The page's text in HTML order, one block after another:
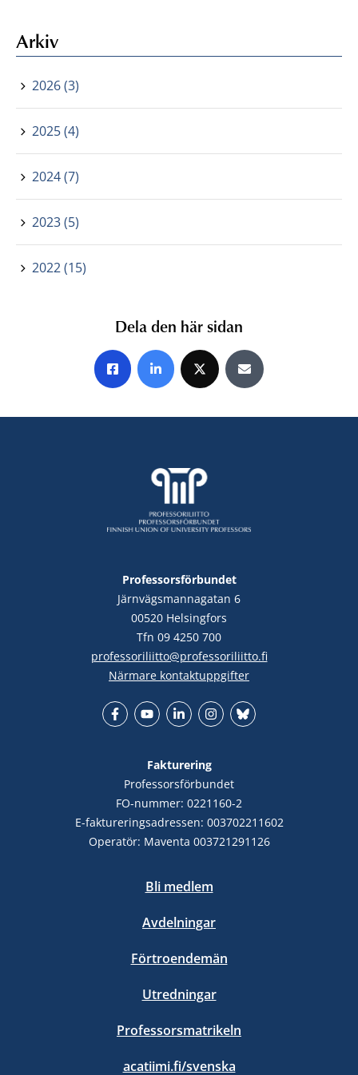
Arkiv
2026 (3)
2025 (4)
2024 (7)
2023 (5)
2022 (15)
Dela den här sidan
Share on Facebook
Share on LinkedIn
Share on XShare by E-mail
Professorsförbundet
Järnvägsmannagatan 6
00520 Helsingfors
Tfn 09 4250 700
professoriliitto@professoriliitto.fi
Närmare kontaktuppgifter
Fakturering
Professorsförbundet
FO-nummer: 0221160-2
E-faktureringsadressen: 003702211602
Operatör: Maventa 003721291126
Bli medlem
Avdelningar
Förtroendemän
Utredningar
Professorsmatrikeln
acatiimi.fi/svenska